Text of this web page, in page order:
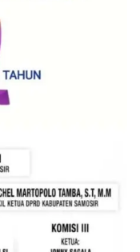
imbauan terkait
ini juga
deteksi dini (early
potensi gangguan
tinggal warga.
informasi
kerawanan,
RI yang biasanya
dan
deteksi dini ini,
keamanan dapat